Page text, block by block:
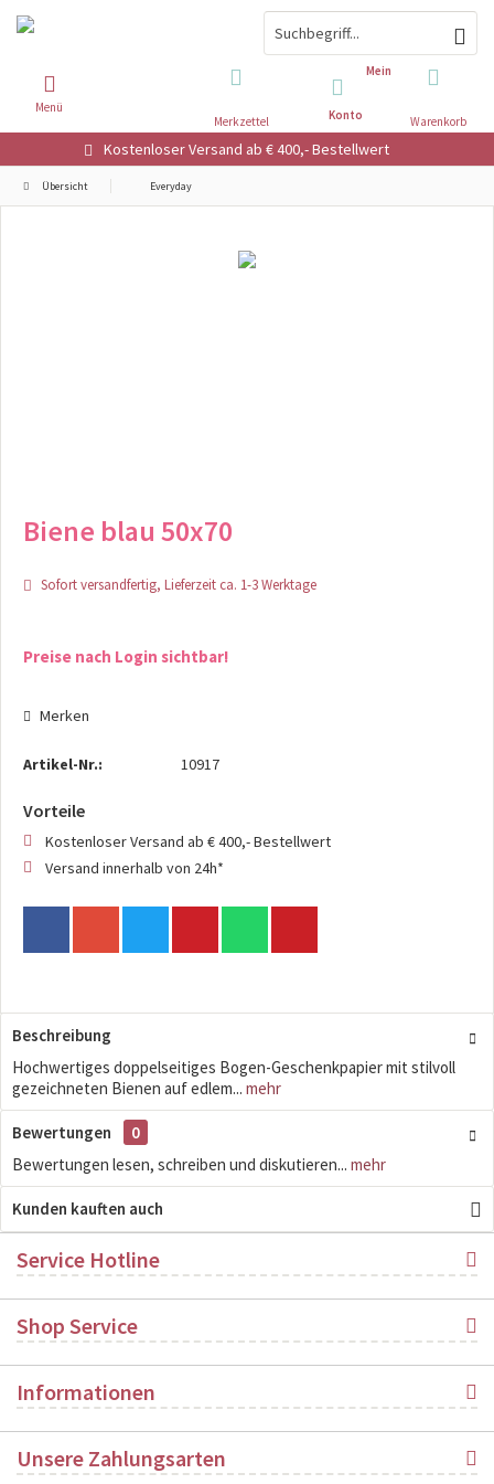
Kostenloser Versand ab € 400,- Bestellwert
Warenkorb
Merkzettel
Mein
Konto
Menü
Übersicht Everyday
Biene blau 50x70
Sofort versandfertig, Lieferzeit ca. 1-3 Werktage
Preise nach Login sichtbar!
Merken
Artikel-Nr.: 10917
Vorteile
Kostenloser Versand ab € 400,- Bestellwert
Versand innerhalb von 24h*
Beschreibung
Hochwertiges doppelseitiges Bogen-Geschenkpapier mit stilvoll
gezeichneten Bienen auf edlem... mehr
Bewertungen
0
Bewertungen lesen, schreiben und diskutieren... mehr
Kunden kauften auch
Service Hotline
Shop Service
Informationen
Unsere Zahlungsarten